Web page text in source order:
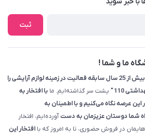
۱۱۲ ، آرایشی و بهداشتی ۱۱۰
ثبت
ما و شما !
بیش از 25 سال سابقه فعالیت در زمینه لوازم آرایشی را
110 "
پشت سر گذاشته‌ایم. ما با افتخار به
عرصه نگاه می‌کنیم و با اطمینان به
شما دوستان عزیزمان به دستآورده‌ایم، افتخار
در فروش حضوری، تا به امروز که با افتخار این